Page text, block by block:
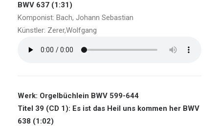
BWV 637 (1:31)
Komponist: Bach, Johann Sebastian
Künstler: Zerer,Wolfgang
Werk: Orgelbüchlein BWV 599-644
Titel 39 (CD 1): Es ist das Heil uns kommen her BWV
638 (1:02)